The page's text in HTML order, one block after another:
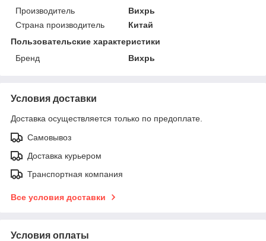
Производитель
Вихрь
Страна производитель
Китай
Пользовательские характеристики
Бренд
Вихрь
Условия доставки
Доставка осуществляется только по предоплате.
Самовывоз
Доставка курьером
Транспортная компания
Все условия доставки
Условия оплаты